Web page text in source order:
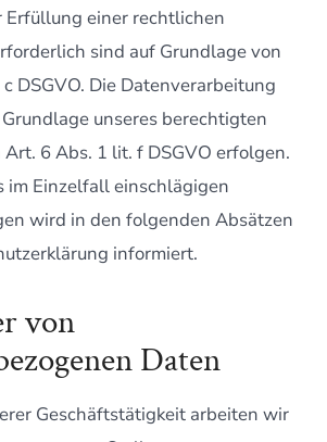
Erfüllung einer rechtlichen
sind auf Grundlage von
DSGVO. Die Datenverarbeitung
unseres berechtigten
Art. 6 Abs. 1 lit. f DSGVO erfolgen.
im Einzelfall einschlägigen
wird in den folgenden Absätzen
informiert.
von
Daten
Geschäftstätigkeit arbeiten wir